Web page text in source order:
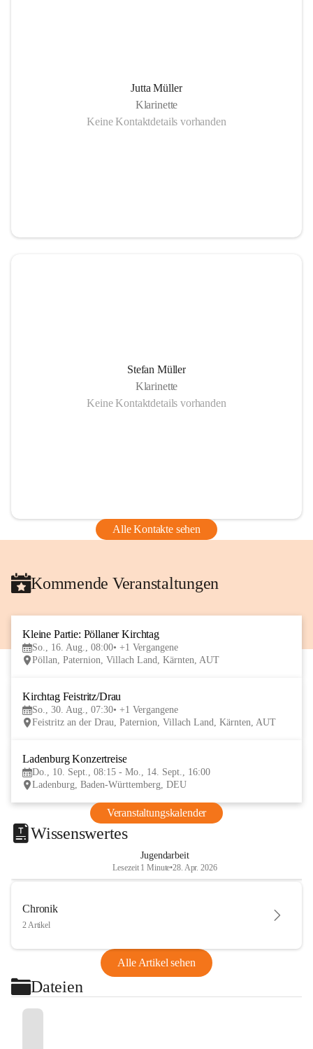
Jutta Müller
Klarinette
Keine Kontaktdetails vorhanden
Stefan Müller
Klarinette
Keine Kontaktdetails vorhanden
Alle Kontakte sehen
Kommende Veranstaltungen
Kleine Partie: Pöllaner Kirchtag
So., 16. Aug., 08:00 +1 Vergangene
Pöllan, Paternion, Villach Land, Kärnten, AUT
Kirchtag Feistritz/Drau
So., 30. Aug., 07:30 +1 Vergangene
Feistritz an der Drau, Paternion, Villach Land, Kärnten, AUT
Ladenburg Konzertreise
Do., 10. Sept., 08:15 - Mo., 14. Sept., 16:00
Ladenburg, Baden-Württemberg, DEU
Veranstaltungskalender
Wissenswertes
Jugendarbeit
Lesezeit 1 Minute•28. Apr. 2026
Chronik
2 Artikel
Alle Artikel sehen
Dateien